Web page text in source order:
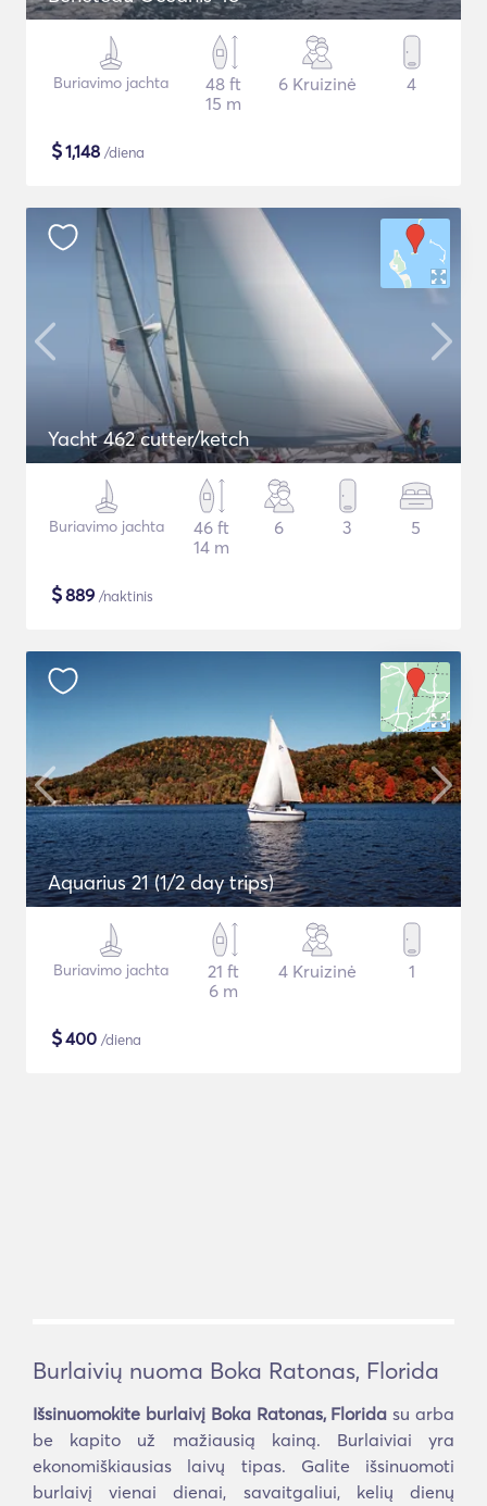
Buriavimo jachta
48 ft
15 m
6 Kruizinė 4
$1,148 /diena
Yacht 462 cutter/ketch
Buriavimo jachta
46 ft
14 m
6 3 5
$889 /naktinis
Aquarius 21 (1/2 day trips)
Buriavimo jachta
21 ft
6 m
4 Kruizinė 1
$400 /diena
Burlaivių nuoma Boka Ratonas, Florida
Išsinuomokite burlaivį Boka Ratonas, Florida su arba
be kapito už mažiausią kainą. Burlaiviai yra
ekonomiškiausias laivų tipas. Galite išsinuomoti
burlaivį vienai dienai, savaitgaliui, kelių dienų